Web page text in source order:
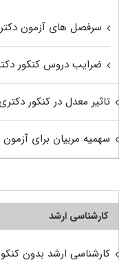
سرفصل های آزمون
ضرایب دروس کنکور
تاثیر معدل در کنکور دکتری
سهمیه مربیان برای
کارشناسی ارشد
کارشناسی ارشد بدون